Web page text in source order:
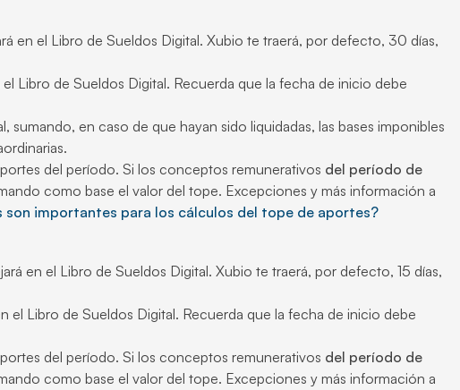
en el Libro de Sueldos Digital. Xubio te traerá, por defecto, 30 días,
Libro de Sueldos Digital. Recuerda que la fecha de inicio debe
sumando, en caso de que hayan sido liquidadas, las bases imponibles
del período. Si los conceptos remunerativos del período de
como base el valor del tope. Excepciones y más información a
son importantes para los cálculos del tope de aportes?
en el Libro de Sueldos Digital. Xubio te traerá, por defecto, 15 días,
el Libro de Sueldos Digital. Recuerda que la fecha de inicio debe
del período. Si los conceptos remunerativos del período de
como base el valor del tope. Excepciones y más información a